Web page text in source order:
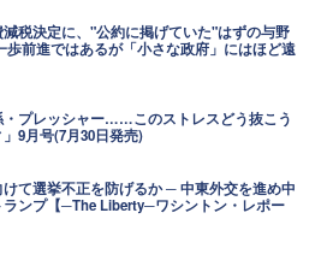
税決定に、"公約に掲げていた"はずの与野
歩前進ではあるが「小さな政府」にはほど遠
・プレッシャー……このストレスどう抜こう
」9月号(7月30日発売)
て選挙不正を防げるか ─ 中東外交を進め中
ランプ【─The Liberty─ワシントン・レポー